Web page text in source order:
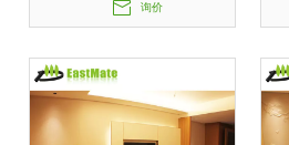
询价
房